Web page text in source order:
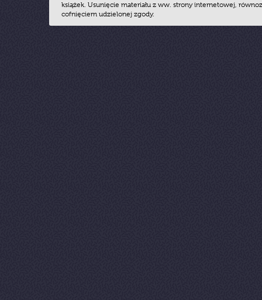
książek. Usunięcie materiału z ww. strony internetowej,
cofnięciem udzielonej zgody.